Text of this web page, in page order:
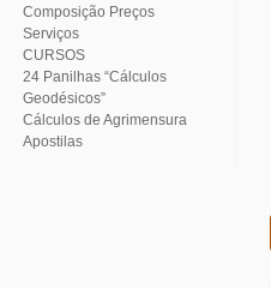
Serviços
CURSOS
Geodésicos”
Cálculos de Agrimensura
Apostilas